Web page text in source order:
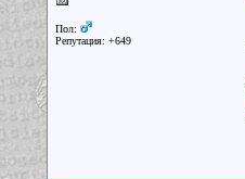
Пол:
Репутация: +649